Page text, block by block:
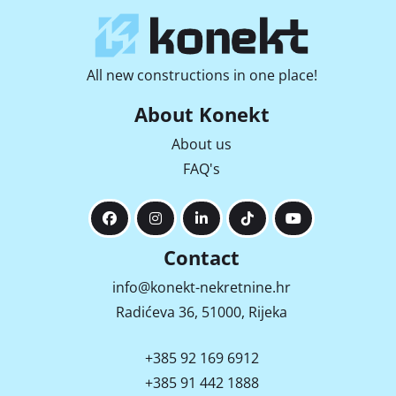
All new constructions in one place!
About Konekt
About us
FAQ's
Contact
info@konekt-nekretnine.hr
Radićeva 36, 51000, Rijeka
+385 92 169 6912
+385 91 442 1888